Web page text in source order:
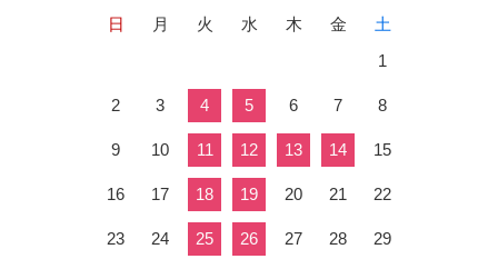
日 月 火 水 木 金
土
1
2 3 4 5 6 7 8
9 10 11 12 13 14 15
16 17 18 19 20 21 22
23 24 25 26 27 28 29